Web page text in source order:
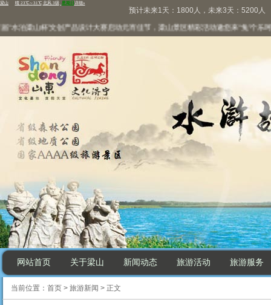
预计未来1天：1800人，未来3天：5200人
泊梁山杯”文创产品设计大赛启动元宵佳节，梁山景区精彩活动邀您来“兔”个乐呵万
网站首页 关于梁山 新闻动态 旅游活动 旅游服务
当前位置： 首页 > 旅游新闻 > 正文